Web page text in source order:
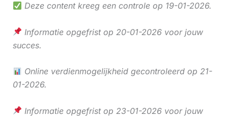
Deze content kreeg een controle op 19-01-2026.
Informatie opgefrist op 20-01-2026 voor jouw
succes.
Online verdienmogelijkheid gecontroleerd op 21-
01-2026.
Informatie opgefrist op 23-01-2026 voor jouw